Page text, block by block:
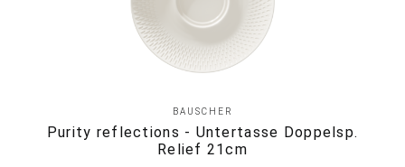
BAUSCHER
Purity reflections - Untertasse Doppelsp.
Relief 21cm